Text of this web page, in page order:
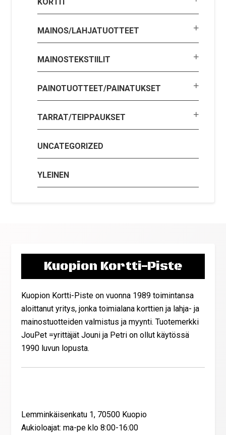
MAINOS/LAHJATUOTTEET
MAINOSTEKSTIILIT
PAINOTUOTTEET/PAINATUKSET
TARRAT/TEIPPAUKSET
UNCATEGORIZED
YLEINEN
Kuopion Kortti-Piste
Kuopion Kortti-Piste on vuonna 1989 toimintansa
aloittanut yritys, jonka toimialana korttien ja lahja- ja
mainostuotteiden valmistus ja myynti. Tuotemerkki
JouPet =yrittäjät Jouni ja Petri on ollut käytössä
1990 luvun lopusta.
Lemminkäisenkatu 1, 70500 Kuopio
Aukioloajat: ma-pe klo 8:00-16:00